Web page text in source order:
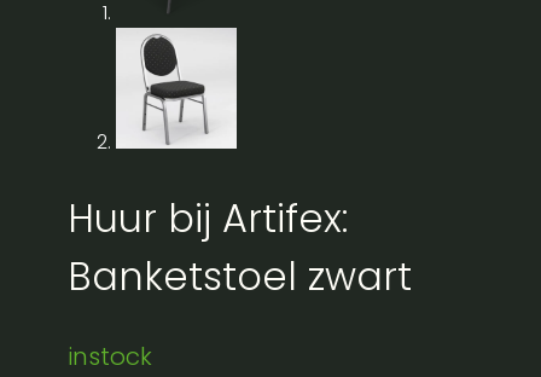
Huur bij Artifex:
Banketstoel zwart
instock